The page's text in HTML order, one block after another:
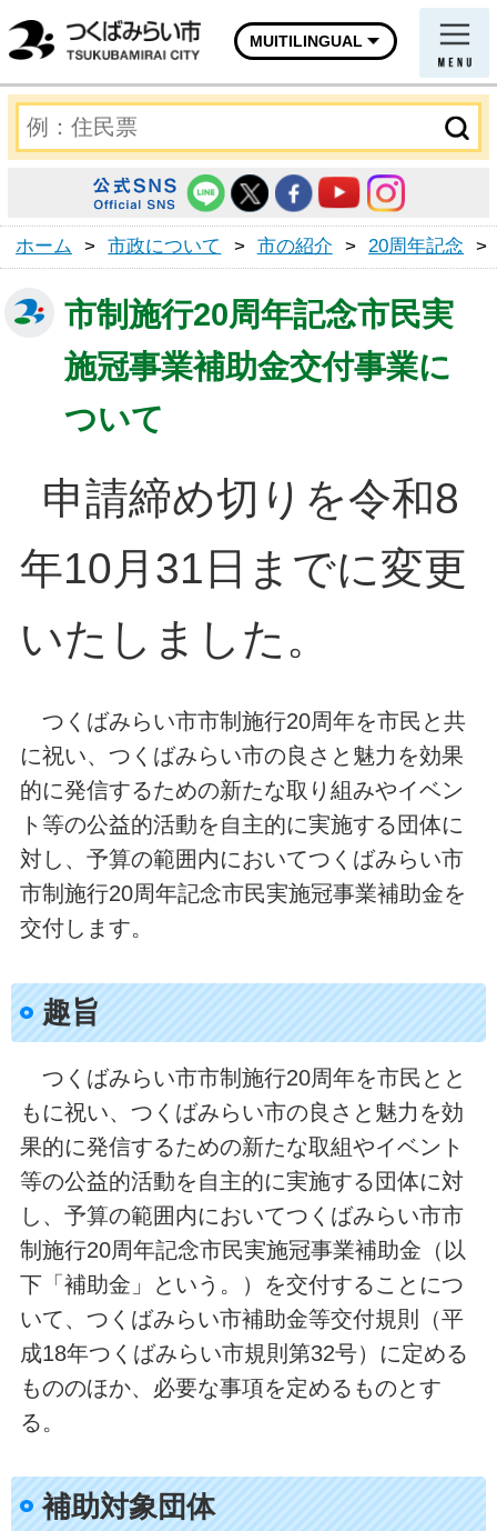
MUITILINGUAL
ホーム > 市政について > 市の紹介 > 20周年記念 >
市制施行20周年記念市民実
施冠事業補助金交付事業に
ついて
申請締め切りを令和8
年10月31日までに変更
いたしました。
つくばみらい市市制施行20周年を市民と共
に祝い、つくばみらい市の良さと魅力を効果
的に発信するための新たな取り組みやイベン
ト等の公益的活動を自主的に実施する団体に
対し、予算の範囲内においてつくばみらい市
市制施行20周年記念市民実施冠事業補助金を
交付します。
趣旨
つくばみらい市市制施行20周年を市民とと
もに祝い、つくばみらい市の良さと魅力を効
果的に発信するための新たな取組やイベント
等の公益的活動を自主的に実施する団体に対
し、予算の範囲内においてつくばみらい市市
制施行20周年記念市民実施冠事業補助金（以
下「補助金」という。）を交付することにつ
いて、つくばみらい市補助金等交付規則（平
成18年つくばみらい市規則第32号）に定める
もののほか、必要な事項を定めるものとす
る。
補助対象団体